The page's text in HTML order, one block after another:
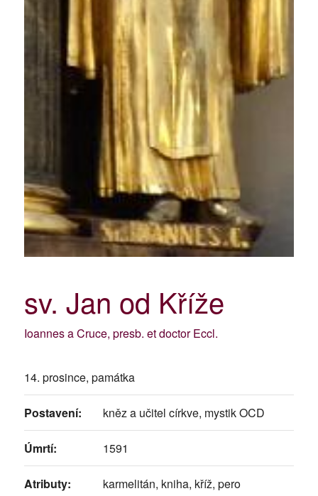
sv. Jan od Kříže
Ioannes a Cruce, presb. et doctor Eccl.
14. prosince, památka
Postavení: kněz a učitel církve, mystik OCD
Úmrtí: 1591
Atributy: karmelitán, kniha, kříž, pero